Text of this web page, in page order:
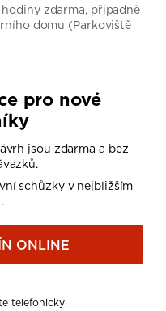
zdarma, případně
domu (Parkoviště
pro nové
jsou zdarma a bez
schůzky v nejbližším
ONLINE
telefonicky